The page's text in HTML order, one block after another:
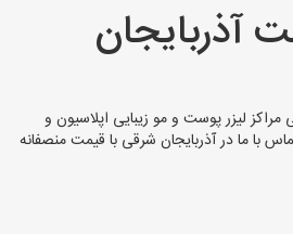
استان ها
آذربایجان
لیزر پوست و مو زیبایی اپلاسیون و
با ما در آذربایجان شرقی با قیمت منصفانه